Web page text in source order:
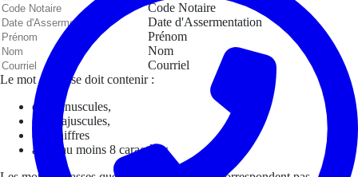
Code Notaire
Date d'Assermentation
Prénom
Nom
Courriel
Le mot de passe doit contenir :
des minuscules,
des majuscules,
des chiffres
avoir au moins 8 caractères